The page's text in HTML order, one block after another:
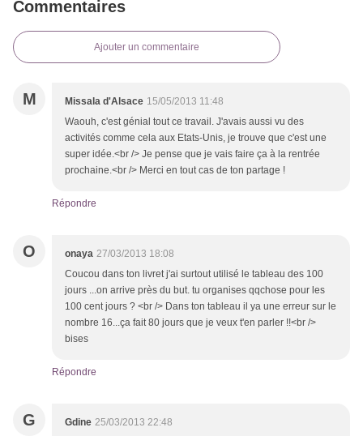
Commentaires
Ajouter un commentaire
M Missala d'Alsace 15/05/2013 11:48
Waouh, c'est génial tout ce travail. J'avais aussi vu des
activités comme cela aux Etats-Unis, je trouve que c'est une
super idée.<br /> Je pense que je vais faire ça à la rentrée
prochaine.<br /> Merci en tout cas de ton partage !
Répondre
O onaya 27/03/2013 18:08
Coucou dans ton livret j'ai surtout utilisé le tableau des 100
jours ...on arrive près du but. tu organises qqchose pour les
100 cent jours ? <br /> Dans ton tableau il ya une erreur sur le
nombre 16...ça fait 80 jours que je veux t'en parler !!<br />
bises
Répondre
G Gdine 25/03/2013 22:48